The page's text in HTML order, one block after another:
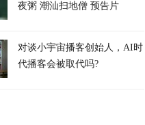
夜粥 潮汕扫地僧 预告片
对谈小宇宙播客创始人，AI时
代播客会被取代吗?